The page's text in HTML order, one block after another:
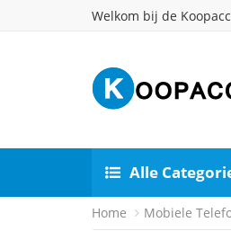
Welkom bij de
Alle
Home Mobiele